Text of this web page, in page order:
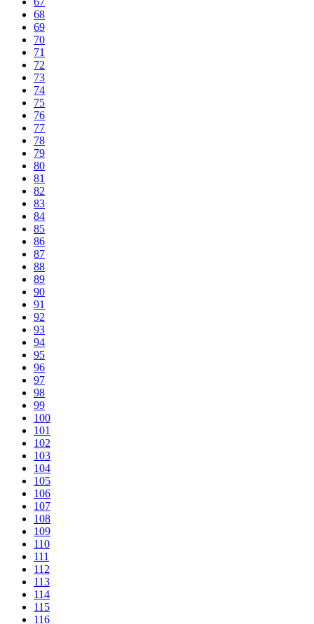
68
69
70
71
72
73
74
75
76
77
78
79
80
81
82
83
84
85
86
87
88
89
90
91
92
93
94
95
96
97
98
99
100
101
102
103
104
105
106
107
108
109
110
111
112
113
114
115
116